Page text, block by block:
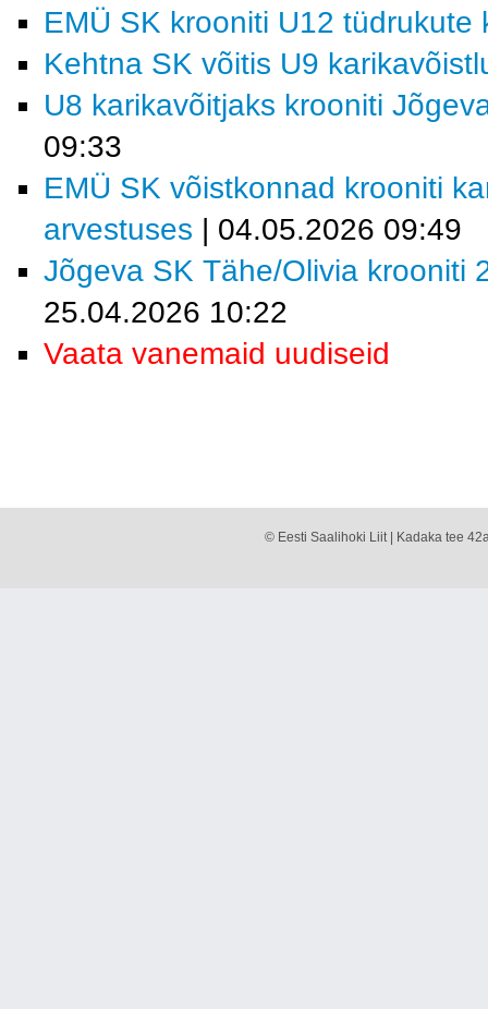
EMÜ SK krooniti U12 tüdrukute
Kehtna SK võitis U9
U8 karikavõitjaks krooniti
09:33
EMÜ SK võistkonnad krooniti
arvestuses | 04.05.2026 09:49
Jõgeva SK Tähe/Olivia krooniti
25.04.2026 10:22
Vaata vanemaid uudiseid
© Eesti Saalihoki Liit | Kadaka tee